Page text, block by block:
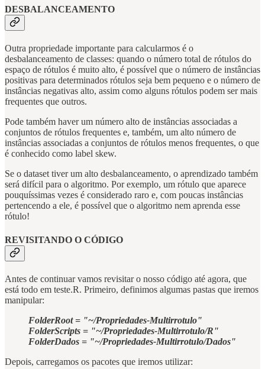
DESBALANCEAMENTO
Outra propriedade importante para calcularmos é o
desbalanceamento de classes: quando o número total de rótulos do
espaço de rótulos é muito alto, é possível que o número de instâncias
positivas para determinados rótulos seja bem pequeno e o número de
instâncias negativas alto, assim como alguns rótulos podem ser mais
frequentes que outros.
Pode também haver um número alto de instâncias associadas a
conjuntos de rótulos frequentes e, também, um alto número de
instâncias associadas a conjuntos de rótulos menos frequentes, o que
é conhecido como label skew.
Se o dataset tiver um alto desbalanceamento, o aprendizado também
será difícil para o algoritmo. Por exemplo, um rótulo que aparece
pouquíssimas vezes é considerado raro e, com poucas instâncias
pertencendo a ele, é possível que o algoritmo nem aprenda esse
rótulo!
REVISITANDO O CÓDIGO
Antes de continuar vamos revisitar o nosso código até agora, que
está todo em teste.R. Primeiro, definimos algumas pastas que iremos
manipular:
FolderRoot = "~/Propriedades-Multirrotulo"
FolderScripts = "~/Propriedades-Multirrotulo/R"
FolderDados = "~/Propriedades-Multirrotulo/Dados"
Depois, carregamos os pacotes que iremos utilizar: